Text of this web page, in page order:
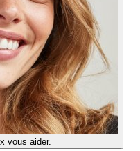
vous aider.